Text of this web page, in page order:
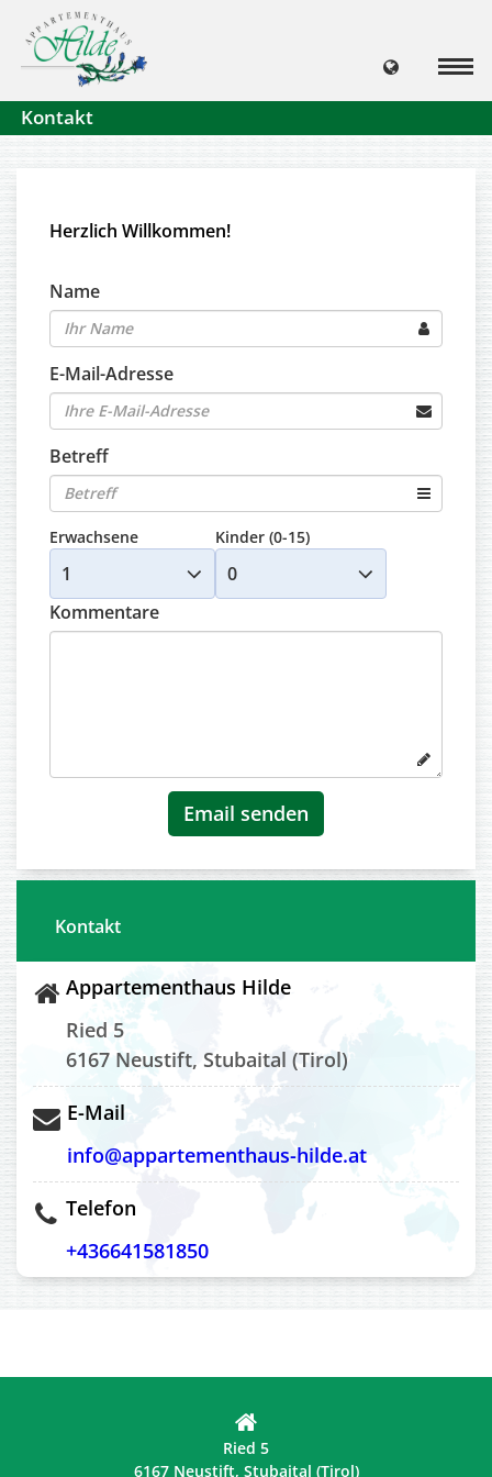
Kontakt
Herzlich Willkommen!
Name
E-Mail-Adresse
Betreff
Erwachsene Kinder (0-15)
Kommentare
Kontakt
Appartementhaus Hilde
Ried 5
6167 Neustift, Stubaital (Tirol)
E-Mail
info@appartementhaus-hilde.at
Telefon
+436641581850
Ried 5
6167 Neustift, Stubaital (Tirol)